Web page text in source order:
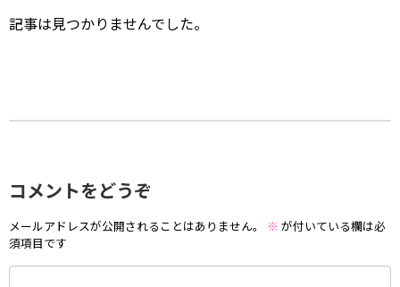
記事は見つかりませんでした。
コメントをどうぞ
メールアドレスが公開されることはありません。 ※ が付いている欄は必
須項目です